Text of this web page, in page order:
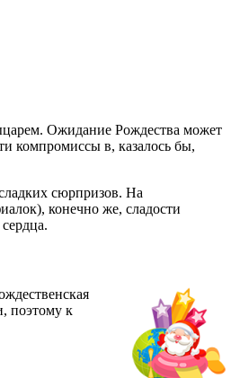
Ожидание Рождества может
компромиссы в, казалось бы,
сюрпризов. На
конечно же, сладости
поэтому к